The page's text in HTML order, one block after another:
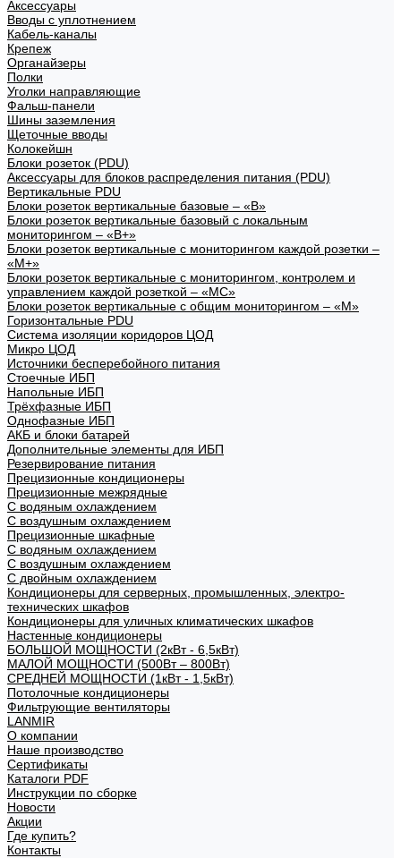
Аксессуары
Вводы с уплотнением
Кабель-каналы
Крепеж
Органайзеры
Полки
Уголки направляющие
Фальш-панели
Шины заземления
Щеточные вводы
Колокейшн
Блоки розеток (PDU)
Аксессуары для блоков распределения питания (PDU)
Вертикальные PDU
Блоки розеток вертикальные базовые – «В»
Блоки розеток вертикальные базовый с локальным
мониторингом – «В+»
Блоки розеток вертикальные с мониторингом каждой розетки –
«М+»
Блоки розеток вертикальные с мониторингом, контролем и
управлением каждой розеткой – «МС»
Блоки розеток вертикальные с общим мониторингом – «М»
Горизонтальные PDU
Система изоляции коридоров ЦОД
Микро ЦОД
Источники бесперебойного питания
Стоечные ИБП
Напольные ИБП
Трёхфазные ИБП
Однофазные ИБП
АКБ и блоки батарей
Дополнительные элементы для ИБП
Резервирование питания
Прецизионные кондиционеры
Прецизионные межрядные
С водяным охлаждением
С воздушным охлаждением
Прецизионные шкафные
С водяным охлаждением
С воздушным охлаждением
С двойным охлаждением
Кондиционеры для серверных, промышленных, электро-
технических шкафов
Кондиционеры для уличных климатических шкафов
Настенные кондиционеры
БОЛЬШОЙ МОЩНОСТИ (2кВт - 6,5кВт)
МАЛОЙ МОЩНОСТИ (500Вт – 800Вт)
СРЕДНЕЙ МОЩНОСТИ (1кВт - 1,5кВт)
Потолочные кондиционеры
Фильтрующие вентиляторы
LANMIR
О компании
Наше производство
Сертификаты
Каталоги PDF
Инструкции по сборке
Новости
Акции
Где купить?
Контакты